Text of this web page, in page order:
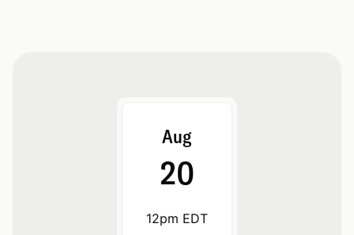
Aug
20
12pm EDT